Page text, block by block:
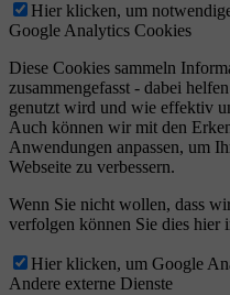
Hier klicken, um
Google Analytics Cookies
Diese Cookies sammeln
zusammengefasst - dabei
genutzt wird und wie effektiv
Auch können wir mit den
Anwendungen anpassen, um
Webseite zu verbessern.
Wenn Sie nicht wollen, dass
verfolgen können Sie dies hier
Hier klicken, um Google
Andere externe Dienste